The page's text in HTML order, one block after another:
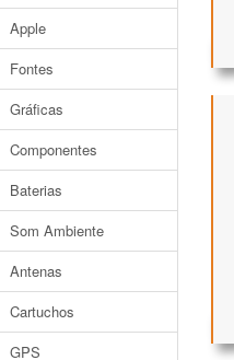
Apple
Fontes
Gráficas
Componentes
Baterias
Som Ambiente
Antenas
Cartuchos
GPS